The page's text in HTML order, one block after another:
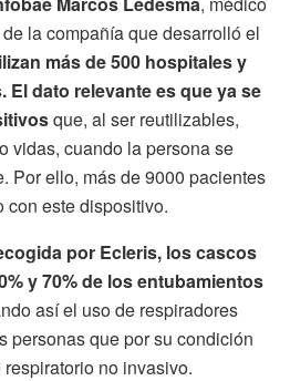
la compañía que desarrolló el
más de 500 hospitales y
El dato relevante es que ya se
que, al ser reutilizables,
vidas, cuando la persona se
Por ello, más de 9000 pacientes
con este dispositivo.
por Ecleris, los cascos
y 70% de los entubamientos
así el uso de respiradores
personas que por su condición
no invasivo.